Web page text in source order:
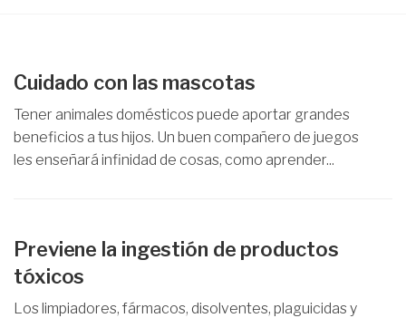
Cuidado con las mascotas
Tener animales domésticos puede aportar grandes
beneficios a tus hijos. Un buen compañero de juegos
les enseñará infinidad de cosas, como aprender...
Previene la ingestión de productos
tóxicos
Los limpiadores, fármacos, disolventes, plaguicidas y